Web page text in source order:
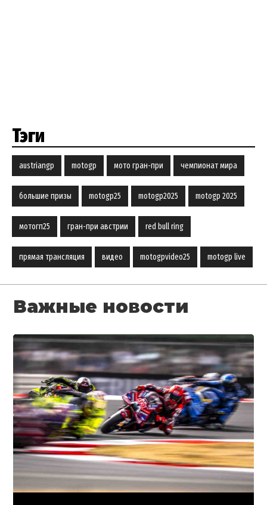
Тэги
austriangp motogp мото гран-при чемпионат мира
большие призы motogp25 motogp2025 motogp 2025
мотогп25 гран-при австрии red bull ring
прямая трансляция видео motogpvideo25 motogp live
Важные новости